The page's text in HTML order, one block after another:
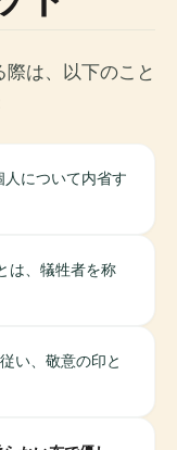
は、以下のこと
人について内省す
は、犠牲者を称
い、敬意の印と